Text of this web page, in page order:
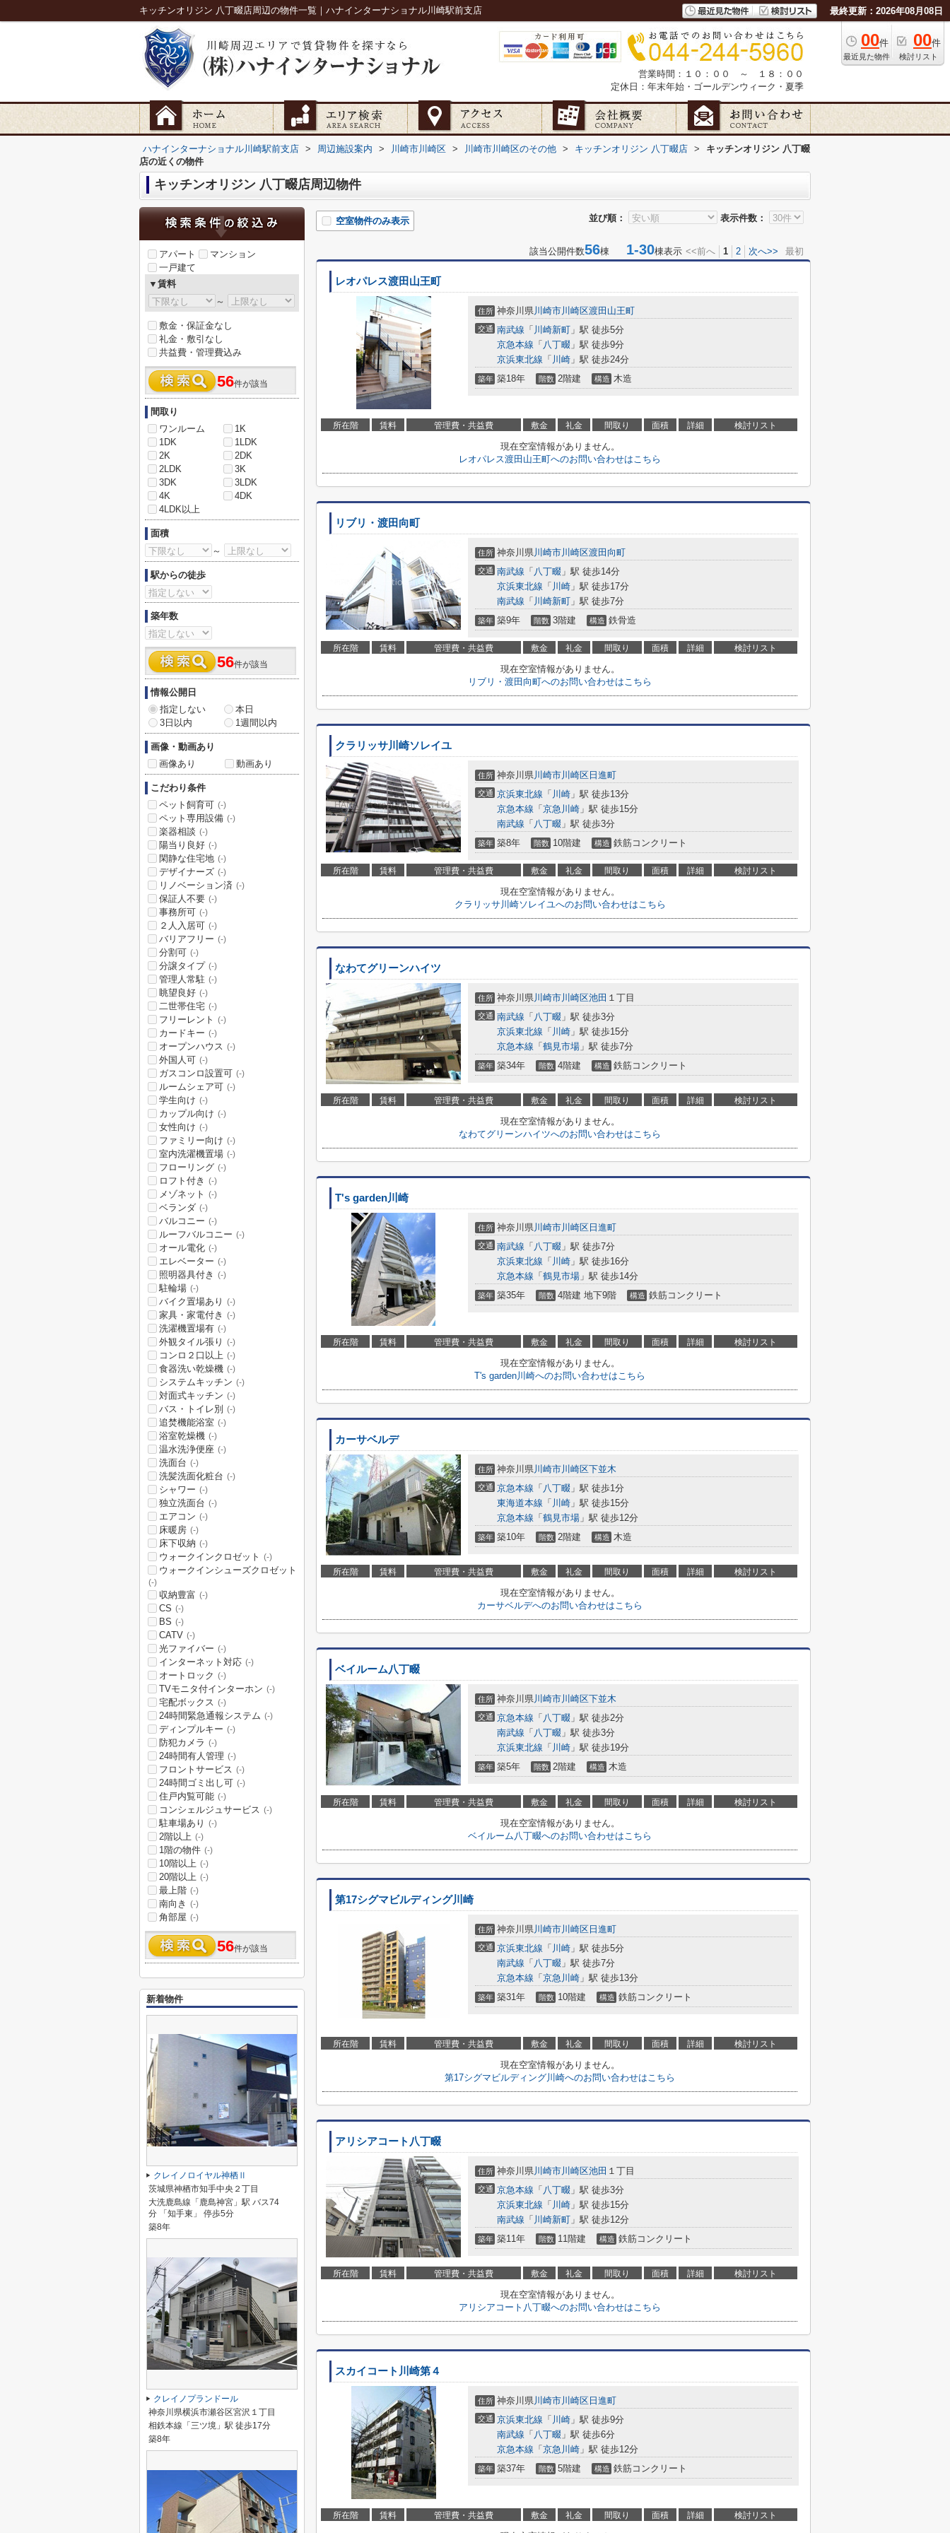
キッチンオリジン 八丁畷店周辺の物件一覧｜ハナインターナショナル川崎駅前支店 最終更新：2026年08月08日
00件
最近見た物件
00件
検討リスト
営業時間：１０：００ ～ １８：００
定休日：年末年始・ゴールデンウィーク・夏季
ハナインターナショナル川崎駅前支店 > 周辺施設案内 > 川崎市川崎区 > 川崎市川崎区のその他 > キッチンオリジン 八丁畷店 >
キッチンオリジン 八丁畷
店の近くの物件
キッチンオリジン 八丁畷店周辺物件
並び順： 表示件数：
空室物件のみ表示
該当公開件数56棟 1-30棟表示 <<前へ 1 2 次へ>> 最初
レオパレス渡田山王町
住所 神奈川県川崎市川崎区渡田山王町
交通 南武線 「 川崎新町 」駅 徒歩5分
京急本線 「 八丁畷 」駅 徒歩9分
京浜東北線 「 川崎 」駅 徒歩24分
築年 築18年 階数 2階建 構造 木造
所在階 賃料 管理費・共益費 敷金 礼金 間取り 面積 詳細 検討リスト
現在空室情報がありません。
レオパレス渡田山王町へのお問い合わせはこちら
リブリ・渡田向町
住所 神奈川県川崎市川崎区渡田向町
交通 南武線 「 八丁畷 」駅 徒歩14分
京浜東北線 「 川崎 」駅 徒歩17分
南武線 「 川崎新町 」駅 徒歩7分
築年 築9年 階数 3階建 構造 鉄骨造
所在階 賃料 管理費・共益費 敷金 礼金 間取り 面積 詳細 検討リスト
現在空室情報がありません。
リブリ・渡田向町へのお問い合わせはこちら
クラリッサ川崎ソレイユ
住所 神奈川県川崎市川崎区 日進町
交通 京浜東北線 「 川崎 」駅 徒歩13分
京急本線 「 京急川崎 」駅 徒歩15分
南武線 「 八丁畷 」駅 徒歩3分
築年 築8年 階数 10階建 構造 鉄筋コンクリート
所在階 賃料 管理費・共益費 敷金 礼金 間取り 面積 詳細 検討リスト
現在空室情報がありません。
クラリッサ川崎ソレイユへのお問い合わせはこちら
なわてグリーンハイツ
住所 神奈川県川崎市川崎区池田 １丁目
交通 南武線 「 八丁畷 」駅 徒歩3分
京浜東北線 「 川崎 」駅 徒歩15分
京急本線 「 鶴見市場 」駅 徒歩7分
築年 築34年 階数 4階建 構造 鉄筋コンクリート
所在階 賃料 管理費・共益費 敷金 礼金 間取り 面積 詳細 検討リスト
現在空室情報がありません。
なわてグリーンハイツへのお問い合わせはこちら
T's garden川崎
住所 神奈川県川崎市川崎区 日進町
交通 南武線 「 八丁畷 」駅 徒歩7分
京浜東北線 「 川崎 」駅 徒歩16分
京急本線 「 鶴見市場 」駅 徒歩14分
築年 築35年 階数 4階建 地下9階 構造 鉄筋コンクリート
所在階 賃料 管理費・共益費 敷金 礼金 間取り 面積 詳細 検討リスト
現在空室情報がありません。
T's garden川崎へのお問い合わせはこちら
カーサベルデ
住所 神奈川県川崎市川崎区下並木
交通 京急本線 「 八丁畷 」駅 徒歩1分
東海道本線 「 川崎 」駅 徒歩15分
京急本線 「 鶴見市場 」駅 徒歩12分
築年 築10年 階数 2階建 構造 木造
所在階 賃料 管理費・共益費 敷金 礼金 間取り 面積 詳細 検討リスト
現在空室情報がありません。
カーサベルデへのお問い合わせはこちら
ベイルーム八丁畷
住所 神奈川県川崎市川崎区下並木
交通 京急本線 「 八丁畷 」駅 徒歩2分
南武線 「 八丁畷 」駅 徒歩3分
京浜東北線 「 川崎 」駅 徒歩19分
築年 築5年 階数 2階建 構造 木造
所在階 賃料 管理費・共益費 敷金 礼金 間取り 面積 詳細 検討リスト
現在空室情報がありません。
ベイルーム八丁畷へのお問い合わせはこちら
第17シグマビルディング川崎
住所 神奈川県川崎市川崎区 日進町
交通 京浜東北線 「 川崎 」駅 徒歩5分
南武線 「 八丁畷 」駅 徒歩7分
京急本線 「 京急川崎 」駅 徒歩13分
築年 築31年 階数 10階建 構造 鉄筋コンクリート
所在階 賃料 管理費・共益費 敷金 礼金 間取り 面積 詳細 検討リスト
現在空室情報がありません。
第17シグマビルディング川崎へのお問い合わせはこちら
アリシアコート八丁畷
住所 神奈川県川崎市川崎区池田 １丁目
交通 京急本線 「 八丁畷 」駅 徒歩3分
京浜東北線 「 川崎 」駅 徒歩15分
南武線 「 川崎新町 」駅 徒歩12分
築年 築11年 階数 11階建 構造 鉄筋コンクリート
所在階 賃料 管理費・共益費 敷金 礼金 間取り 面積 詳細 検討リスト
現在空室情報がありません。
アリシアコート八丁畷へのお問い合わせはこちら
スカイコート川崎第４
住所 神奈川県川崎市川崎区 日進町
交通 京浜東北線 「 川崎 」駅 徒歩9分
南武線 「 八丁畷 」駅 徒歩6分
京急本線 「 京急川崎 」駅 徒歩12分
築年 築37年 階数 5階建 構造 鉄筋コンクリート
所在階 賃料 管理費・共益費 敷金 礼金 間取り 面積 詳細 検討リスト
アパート
マンション
一戸建て
▼賃料
～
敷金・保証金なし
礼金・敷引なし
共益費・管理費込み
56件が該当
間取り
ワンルーム
1K
1DK
1LDK
2K
2DK
2LDK
3K
3DK
3LDK
4K
4DK
4LDK以上
面積
～
駅からの徒歩
築年数
56件が該当
情報公開日
指定しない
本日
3日以内
1週間以内
画像・動画あり
画像あり
動画あり
こだわり条件
ペット飼育可 (-)
ペット専用設備 (-)
楽器相談 (-)
陽当り良好 (-)
閑静な住宅地 (-)
デザイナーズ (-)
リノベーション済 (-)
保証人不要 (-)
事務所可 (-)
２人入居可 (-)
バリアフリー (-)
分割可 (-)
分譲タイプ (-)
管理人常駐 (-)
眺望良好 (-)
二世帯住宅 (-)
フリーレント (-)
カードキー (-)
オープンハウス (-)
外国人可 (-)
ガスコンロ設置可 (-)
ルームシェア可 (-)
学生向け (-)
カップル向け (-)
女性向け (-)
ファミリー向け (-)
室内洗濯機置場 (-)
フローリング (-)
ロフト付き (-)
メゾネット (-)
ベランダ (-)
バルコニー (-)
ルーフバルコニー (-)
オール電化 (-)
エレベーター (-)
照明器具付き (-)
駐輪場 (-)
バイク置場あり (-)
家具・家電付き (-)
洗濯機置場有 (-)
外観タイル張り (-)
コンロ２口以上 (-)
食器洗い乾燥機 (-)
システムキッチン (-)
対面式キッチン (-)
バス・トイレ別 (-)
追焚機能浴室 (-)
浴室乾燥機 (-)
温水洗浄便座 (-)
洗面台 (-)
洗髪洗面化粧台 (-)
シャワー (-)
独立洗面台 (-)
エアコン (-)
床暖房 (-)
床下収納 (-)
ウォークインクロゼット (-)
ウォークインシューズクロゼット
(-)
収納豊富 (-)
CS (-)
BS (-)
CATV (-)
光ファイバー (-)
インターネット対応 (-)
オートロック (-)
TVモニタ付インターホン (-)
宅配ボックス (-)
24時間緊急通報システム (-)
ディンプルキー (-)
防犯カメラ (-)
24時間有人管理 (-)
フロントサービス (-)
24時間ゴミ出し可 (-)
住戸内覧可能 (-)
コンシェルジュサービス (-)
駐車場あり (-)
2階以上 (-)
1階の物件 (-)
10階以上 (-)
20階以上 (-)
最上階 (-)
南向き (-)
角部屋 (-)
56件が該当
新着物件
クレイノロイヤル神栖Ⅱ
茨城県神栖市知手中央２丁目
大洗鹿島線「鹿島神宮」駅 バス74
分 「知手東」 停歩5分
築8年
クレイノプランドール
神奈川県横浜市瀬谷区宮沢１丁目
相鉄本線「三ツ境」駅 徒歩17分
築8年